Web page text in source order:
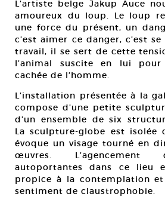
L’artiste belge Jakup Auce
amoureux du loup. Le loup
une force du présent, un
c’est aimer ce danger, c’est
travail, il se sert de cette
l’animal suscite en lui
cachée de l’homme.
L’installation présentée à la
compose d’une petite
d’un ensemble de six
La sculpture-globe est isolée
évoque un visage tourné en
œuvres. L’agencement
autoportantes dans ce lieu
propice à la contemplation
sentiment de claustrophobie.